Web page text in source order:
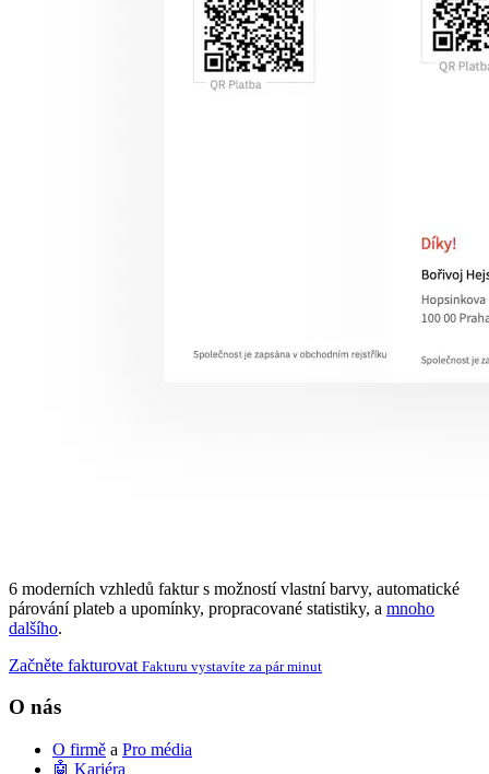
6 moderních vzhledů faktur s možností vlastní barvy, automatické
párování plateb a upomínky, propracované statistiky, a mnoho
dalšího.
Začněte fakturovat Fakturu vystavíte za pár minut
O nás
O firmě a Pro média
🤖 Kariéra